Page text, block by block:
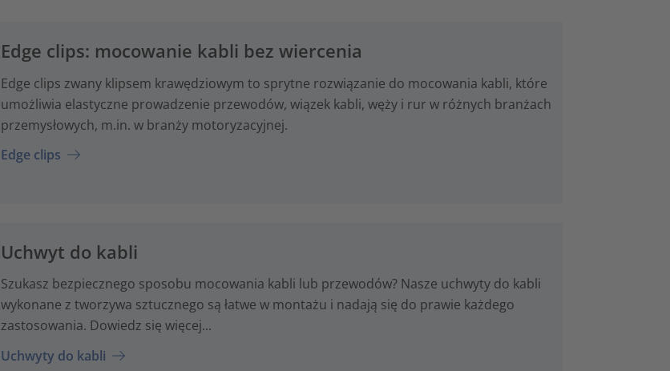
Edge clips: mocowanie kabli bez wiercenia
Edge clips zwany klipsem krawędziowym to sprytne rozwiązanie do mocowania kabli, które
umożliwia elastyczne prowadzenie przewodów, wiązek kabli, węży i rur w różnych branżach
przemysłowych, m.in. w branży motoryzacyjnej.
Edge clips
Uchwyt do kabli
Szukasz bezpiecznego sposobu mocowania kabli lub przewodów? Nasze uchwyty do kabli
wykonane z tworzywa sztucznego są łatwe w montażu i nadają się do prawie każdego
zastosowania. Dowiedz się więcej...
Uchwyty do kabli